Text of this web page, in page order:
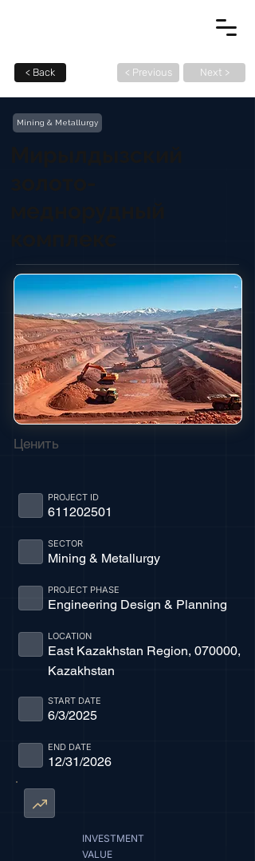
< Back < Previous Next >
Mining & Metallurgy
Ценить
611202501
PROJECT ID
Mining & Metallurgy
SECTOR
Engineering Design & Planning
PROJECT PHASE
East Kazakhstan Region, 070000,
Kazakhstan
LOCATION
6/3/2025
START DATE
12/31/2026
END DATE
INVESTMENT
VALUE